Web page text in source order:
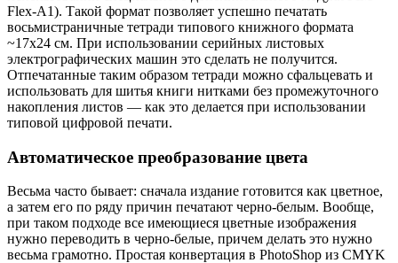
Flex-A1). Такой формат позволяет успешно печатать
восьмистраничные тетради типового книжного формата
~17х24 см. При использовании серийных листовых
электрографических машин это сделать не получится.
Отпечатанные таким образом тетради можно сфальцевать и
использовать для шитья книги нитками без промежуточного
накопления листов — как это делается при использовании
типовой цифровой печати.
Автоматическое преобразование цвета
Весьма часто бывает: сначала издание готовится как цветное,
а затем его по ряду причин печатают черно-белым. Вообще,
при таком подходе все имеющиеся цветные изображения
нужно переводить в черно-белые, причем делать это нужно
весьма грамотно. Простая конвертация в PhotoShop из CMYK